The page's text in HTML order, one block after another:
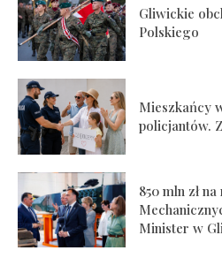
Gliwickie
Polskiego
Mieszkańcy
policjantów.
850 mln zł
Minister w